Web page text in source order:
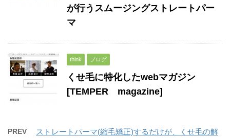
が行うスムージングストレートパー
マ
think ブログ
くせ毛に特化したwebマガジン
[TEMPER magazine]
PREV
ストレートパーマ(縮毛矯正)するだけが、くせ毛の解